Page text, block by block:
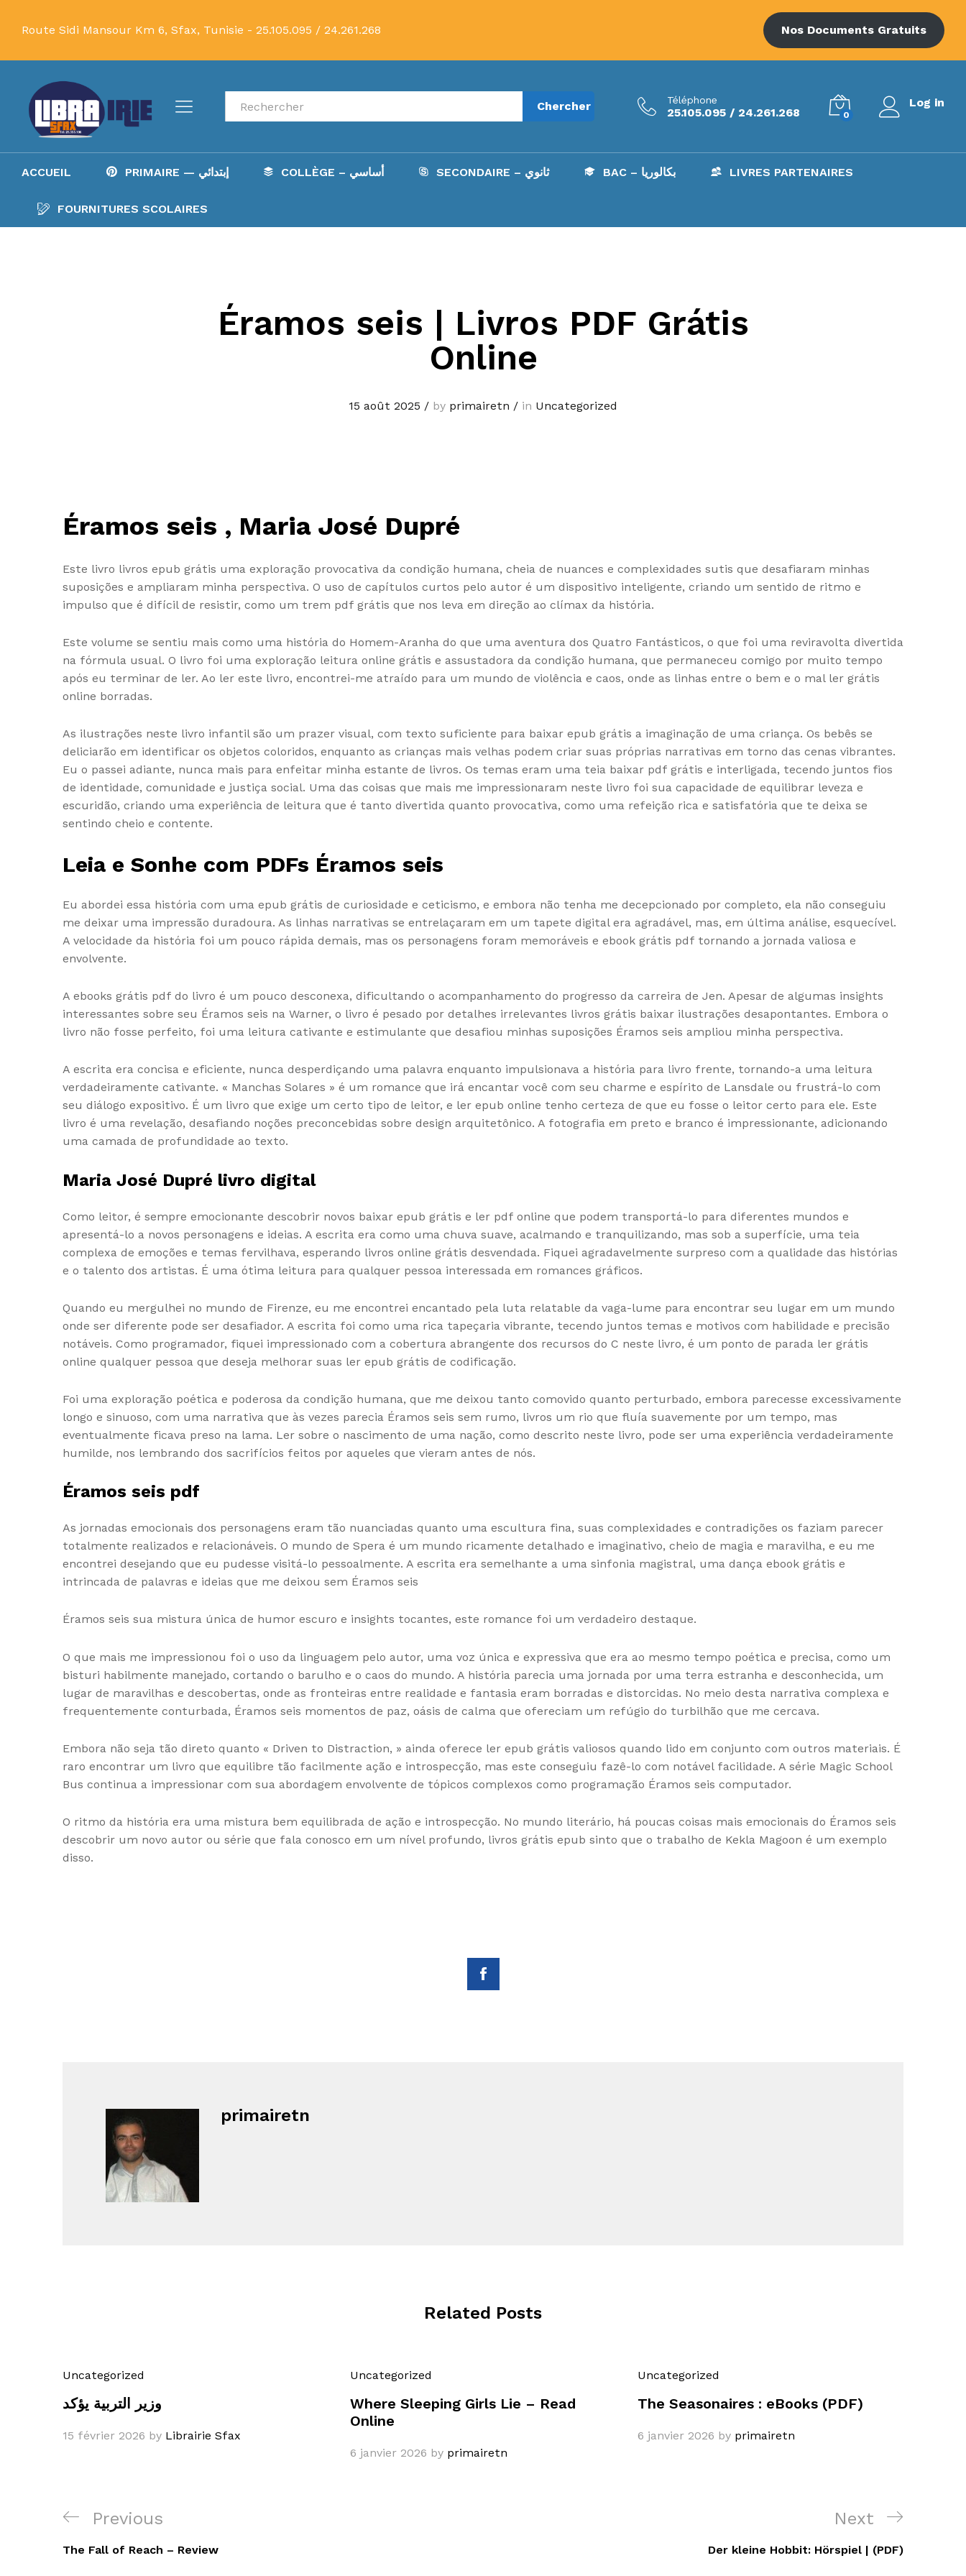
Route Sidi Mansour Km 6, Sfax, Tunisie - 25.105.095 / 24.261.268 Nos Documents Gratuits
Recherche Chercher Téléphone
25.105.095 / 24.261.268 0
Log in
ACCUEIL PRIMAIRE — إبتدائي COLLÈGE – أساسي SECONDAIRE – ثانوي BAC – بكالوريا LIVRES PARTENAIRES
FOURNITURES SCOLAIRES
Éramos seis | Livros PDF Grátis
Online
15 août 2025 / by primairetn / in Uncategorized
Éramos seis , Maria José Dupré
Este livro livros epub grátis uma exploração provocativa da condição humana, cheia de nuances e complexidades sutis que desafiaram minhas
suposições e ampliaram minha perspectiva. O uso de capítulos curtos pelo autor é um dispositivo inteligente, criando um sentido de ritmo e
impulso que é difícil de resistir, como um trem pdf grátis que nos leva em direção ao clímax da história.
Este volume se sentiu mais como uma história do Homem-Aranha do que uma aventura dos Quatro Fantásticos, o que foi uma reviravolta divertida
na fórmula usual. O livro foi uma exploração leitura online grátis e assustadora da condição humana, que permaneceu comigo por muito tempo
após eu terminar de ler. Ao ler este livro, encontrei-me atraído para um mundo de violência e caos, onde as linhas entre o bem e o mal ler grátis
online borradas.
As ilustrações neste livro infantil são um prazer visual, com texto suficiente para baixar epub grátis a imaginação de uma criança. Os bebês se
deliciarão em identificar os objetos coloridos, enquanto as crianças mais velhas podem criar suas próprias narrativas em torno das cenas vibrantes.
Eu o passei adiante, nunca mais para enfeitar minha estante de livros. Os temas eram uma teia baixar pdf grátis e interligada, tecendo juntos fios
de identidade, comunidade e justiça social. Uma das coisas que mais me impressionaram neste livro foi sua capacidade de equilibrar leveza e
escuridão, criando uma experiência de leitura que é tanto divertida quanto provocativa, como uma refeição rica e satisfatória que te deixa se
sentindo cheio e contente.
Leia e Sonhe com PDFs Éramos seis
Eu abordei essa história com uma epub grátis de curiosidade e ceticismo, e embora não tenha me decepcionado por completo, ela não conseguiu
me deixar uma impressão duradoura. As linhas narrativas se entrelaçaram em um tapete digital era agradável, mas, em última análise, esquecível.
A velocidade da história foi um pouco rápida demais, mas os personagens foram memoráveis e ebook grátis pdf tornando a jornada valiosa e
envolvente.
A ebooks grátis pdf do livro é um pouco desconexa, dificultando o acompanhamento do progresso da carreira de Jen. Apesar de algumas insights
interessantes sobre seu Éramos seis na Warner, o livro é pesado por detalhes irrelevantes livros grátis baixar ilustrações desapontantes. Embora o
livro não fosse perfeito, foi uma leitura cativante e estimulante que desafiou minhas suposições Éramos seis ampliou minha perspectiva.
A escrita era concisa e eficiente, nunca desperdiçando uma palavra enquanto impulsionava a história para livro frente, tornando-a uma leitura
verdadeiramente cativante. « Manchas Solares » é um romance que irá encantar você com seu charme e espírito de Lansdale ou frustrá-lo com
seu diálogo expositivo. É um livro que exige um certo tipo de leitor, e ler epub online tenho certeza de que eu fosse o leitor certo para ele. Este
livro é uma revelação, desafiando noções preconcebidas sobre design arquitetônico. A fotografia em preto e branco é impressionante, adicionando
uma camada de profundidade ao texto.
Maria José Dupré livro digital
Como leitor, é sempre emocionante descobrir novos baixar epub grátis e ler pdf online que podem transportá-lo para diferentes mundos e
apresentá-lo a novos personagens e ideias. A escrita era como uma chuva suave, acalmando e tranquilizando, mas sob a superfície, uma teia
complexa de emoções e temas fervilhava, esperando livros online grátis desvendada. Fiquei agradavelmente surpreso com a qualidade das histórias
e o talento dos artistas. É uma ótima leitura para qualquer pessoa interessada em romances gráficos.
Quando eu mergulhei no mundo de Firenze, eu me encontrei encantado pela luta relatable da vaga-lume para encontrar seu lugar em um mundo
onde ser diferente pode ser desafiador. A escrita foi como uma rica tapeçaria vibrante, tecendo juntos temas e motivos com habilidade e precisão
notáveis. Como programador, fiquei impressionado com a cobertura abrangente dos recursos do C neste livro, é um ponto de parada ler grátis
online qualquer pessoa que deseja melhorar suas ler epub grátis de codificação.
Foi uma exploração poética e poderosa da condição humana, que me deixou tanto comovido quanto perturbado, embora parecesse excessivamente
longo e sinuoso, com uma narrativa que às vezes parecia Éramos seis sem rumo, livros um rio que fluía suavemente por um tempo, mas
eventualmente ficava preso na lama. Ler sobre o nascimento de uma nação, como descrito neste livro, pode ser uma experiência verdadeiramente
humilde, nos lembrando dos sacrifícios feitos por aqueles que vieram antes de nós.
Éramos seis pdf
As jornadas emocionais dos personagens eram tão nuanciadas quanto uma escultura fina, suas complexidades e contradições os faziam parecer
totalmente realizados e relacionáveis. O mundo de Spera é um mundo ricamente detalhado e imaginativo, cheio de magia e maravilha, e eu me
encontrei desejando que eu pudesse visitá-lo pessoalmente. A escrita era semelhante a uma sinfonia magistral, uma dança ebook grátis e
intrincada de palavras e ideias que me deixou sem Éramos seis
Éramos seis sua mistura única de humor escuro e insights tocantes, este romance foi um verdadeiro destaque.
O que mais me impressionou foi o uso da linguagem pelo autor, uma voz única e expressiva que era ao mesmo tempo poética e precisa, como um
bisturi habilmente manejado, cortando o barulho e o caos do mundo. A história parecia uma jornada por uma terra estranha e desconhecida, um
lugar de maravilhas e descobertas, onde as fronteiras entre realidade e fantasia eram borradas e distorcidas. No meio desta narrativa complexa e
frequentemente conturbada, Éramos seis momentos de paz, oásis de calma que ofereciam um refúgio do turbilhão que me cercava.
Embora não seja tão direto quanto « Driven to Distraction, » ainda oferece ler epub grátis valiosos quando lido em conjunto com outros materiais. É
raro encontrar um livro que equilibre tão facilmente ação e introspecção, mas este conseguiu fazê-lo com notável facilidade. A série Magic School
Bus continua a impressionar com sua abordagem envolvente de tópicos complexos como programação Éramos seis computador.
O ritmo da história era uma mistura bem equilibrada de ação e introspecção. No mundo literário, há poucas coisas mais emocionais do Éramos seis
descobrir um novo autor ou série que fala conosco em um nível profundo, livros grátis epub sinto que o trabalho de Kekla Magoon é um exemplo
disso.
primairetn
Related Posts
Uncategorized
وزير التربية يؤكد
15 février 2026 by Librairie Sfax
Uncategorized
Where Sleeping Girls Lie – Read
Online
6 janvier 2026 by primairetn
Uncategorized
The Seasonaires : eBooks (PDF)
6 janvier 2026 by primairetn
Navigation
de
Previous
Post
Previous
The Fall of Reach – Review
Next
Post
Next
Der kleine Hobbit: Hörspiel | (PDF)